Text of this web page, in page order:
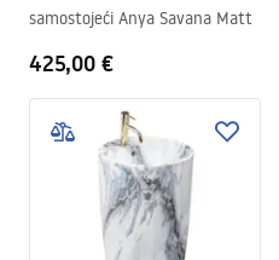
samostojeći Anya Savana Matt
425,00 €